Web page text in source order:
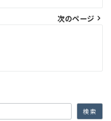
次のページ
検索